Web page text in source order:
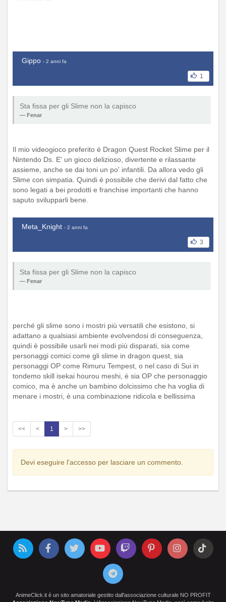
Gippo - 2 anni fa
1
Sta fissa per gli Slime non la capisco
Fenar
Il mio videogioco preferito é Dragon Quest Rocket Slime per il
Nintendo Ds. E' un gioco delizioso, divertente e rilassante
assieme, anche se dai toni un po' infantili. Da allora vedo gli
Slime con simpatia. Quindi é possibile che derivi dal fatto che
sono legati a bei prodotti e franchise importanti che hanno
saputo svilupparli bene.
Meta_Knight - 2 anni fa
3
Sta fissa per gli Slime non la capisco
Fenar
perché gli slime sono i mostri più versatili che esistono, si
adattano a qualsiasi ambiente evolvendosi di conseguenza,
quindi è possibile usarli nei modi più disparati, sia come
personaggi comici come gli slime in dragon quest, sia
personaggi OP come Rimuru Tempest, o nel caso di Sui in
tondemo skill isekai hourou meshi, è sia OP che personaggio
comico, ma è anche un bambino dolcissimo che ha voglia di
menare i mostri, è una combinazione ridicola e bellissima
<< < 1 > >>
Devi eseguire l'accesso per lasciare un commento.
AnimeClick.it è un sito amatoriale gestito dall'associazione culturale NO PROFIT